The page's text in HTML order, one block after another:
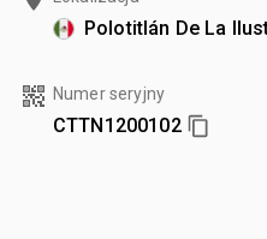
Polotitlán De La
Numer seryjny
CTTN1200102